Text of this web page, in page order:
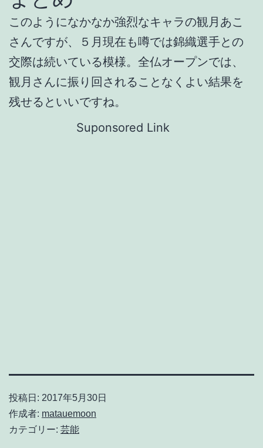
このようになかなか強烈なキャラの観月あこ
さんですが、５月現在も噂では錦織選手との
交際は続いている模様。全仏オープンでは、
観月さんに振り回されることなくよい結果を
残せるといいですね。
Suponsored Link
投稿日: 2017年5月30日
作成者: matauemoon
カテゴリー: 芸能